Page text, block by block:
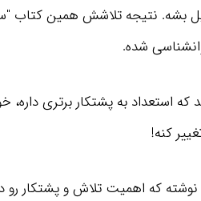
شده.
استعداد به پشتکار برتری
کنه!
که اهمیت تلاش و پشتکار رو